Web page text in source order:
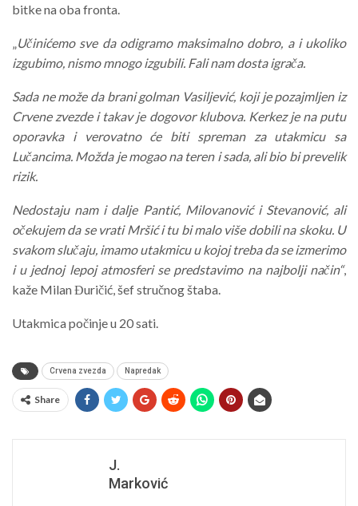
bitke na oba fronta.
Učinićemo sve da odigramo maksimalno dobro, a i ukoliko
izgubimo, nismo mnogo izgubili. Fali nam dosta igrača.
Sada ne može da brani golman Vasiljević, koji je pozajmljen iz
Crvene zvezde i takav je dogovor klubova. Kerkez je na putu
oporavka i verovatno će biti spreman za utakmicu sa
Lučancima. Možda je mogao na teren i sada, ali bio bi prevelik
rizik.
Nedostaju nam i dalje Pantić, Milovanović i Stevanović, ali
očekujem da se vrati Mršić i tu bi malo više dobili na skoku. U
svakom slučaju, imamo utakmicu u kojoj treba da se izmerimo
i u jednoj lepoj atmosferi se predstavimo na najbolji način“,
kaže Milan Đuričić, šef stručnog štaba.
Utakmica počinje u 20 sati.
Crvena zvezda Napredak
Share
J.
Marković